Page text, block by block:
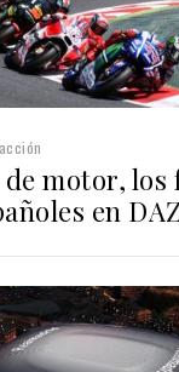
motor, los
en